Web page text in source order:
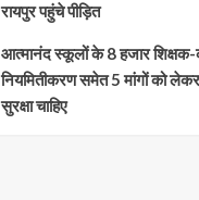
रायपुर पहुंचे पीड़ित
आत्मानंद स्कूलों के 8 हजार शिक्षक-
नियमितीकरण समेत 5 मांगों को
सुरक्षा चाहिए